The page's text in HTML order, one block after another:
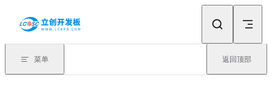
菜单 返回顶部